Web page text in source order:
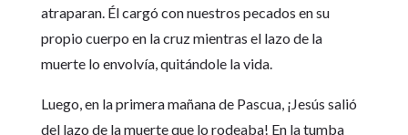
atraparan. Él cargó con nuestros pecados en su
propio cuerpo en la cruz mientras el lazo de la
muerte lo envolvía, quitándole la vida.
Luego, en la primera mañana de Pascua, ¡Jesús salió
del lazo de la muerte que lo rodeaba! En la tumba